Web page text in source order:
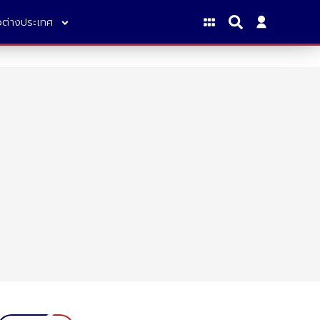
ต่างประเทศ